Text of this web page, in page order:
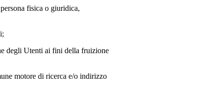
fisica o giuridica,
degli Utenti ai fini della fruizione
motore di ricerca e/o indirizzo